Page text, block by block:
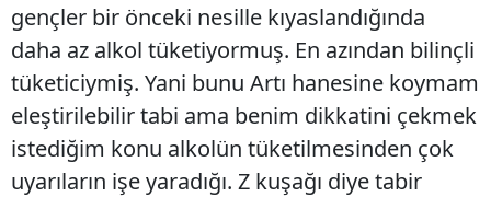
gençler bir önceki nesille kıyaslandığında
daha az alkol tüketiyormuş. En azından bilinçli
tüketiciymiş. Yani bunu Artı hanesine koymam
eleştirilebilir tabi ama benim dikkatini çekmek
istediğim konu alkolün tüketilmesinden çok
uyarıların işe yaradığı. Z kuşağı diye tabir